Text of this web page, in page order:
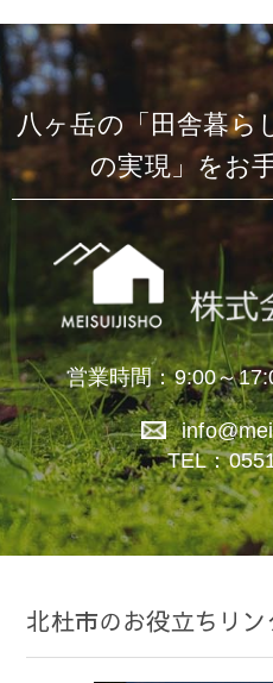
八ヶ岳の「田舎暮ら
の実現」をお
営業時間：9:00～
TEL：
北杜市のお役立ちリン